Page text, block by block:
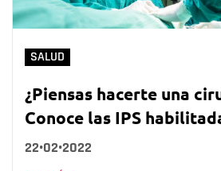
SALUD
¿Piensas hacerte una
Conoce las IPS
22•02•2022